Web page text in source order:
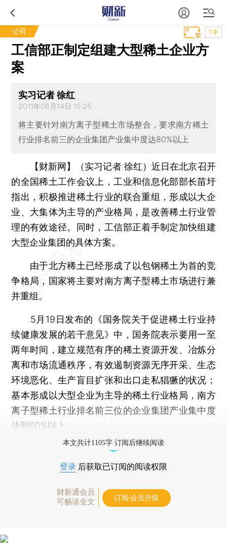
公司 T中
工信部正制定组建大型稀土企业方
案
实习记者 徐红
2011年06月14日 15:25
将主要针对南方离子型稀土市场整合，要求南方稀土
行业排名前三的企业集团产业集中度达80%以上
【财新网】（实习记者 徐红）近日在北京召开
的全国稀土工作会议上，工业和信息化部部长苗圩
指出，积极推进稀土行业的联合重组，形成以大企
业、大集体为主导的产业格局，是改善稀土行业管
理的有效途径。同时，工信部正着手制定加快组建
大型企业集团的具体方案。
由于北方稀土已经形成了以包钢稀土为首的竞
争格局，国家将主要对南方离子型稀土市场进行兼
并重组。
5月19日发布的《国务院关于促进稀土行业持
续健康发展的若干意见》中，国务院表示要用一至
两年时间，建立规范有序的稀土资源开发、冶炼分
离和市场流通秩序，有效遏制资源无序开采、生态
环境恶化、生产盲目扩张和出口走私猖獗的状况；
基本形成以大型企业为主导的稀土行业格局，南方
离子型稀土行业排名前三位的企业集团产业集中度
达到80%以上。
本文共计1105字 订阅后继续阅读
登录 后获取已订阅的阅读权限
财新通会员
可畅读全文
订阅/会员升级